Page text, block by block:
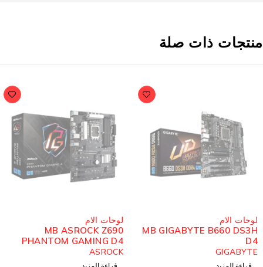
ذات صلة
MB
MB ASROCK Z690
PHANTOM GAMING D4
ASROCK
وحدات تخزين SSD
MB ASUS PRIME